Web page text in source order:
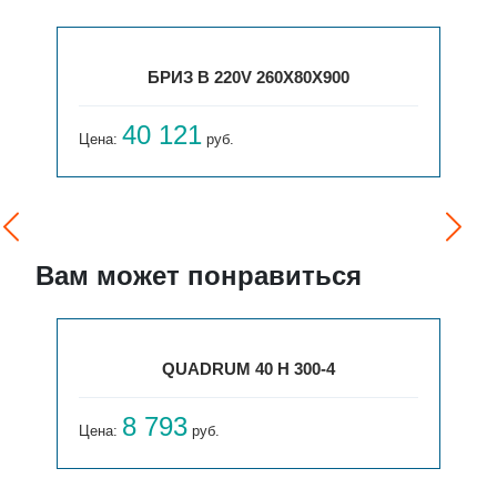
БРИЗ В 220V 260X80X900
Цена:40 121 руб.
Вам может понравиться
QUADRUM 40 H 300-4
Цена: 8 793 руб.